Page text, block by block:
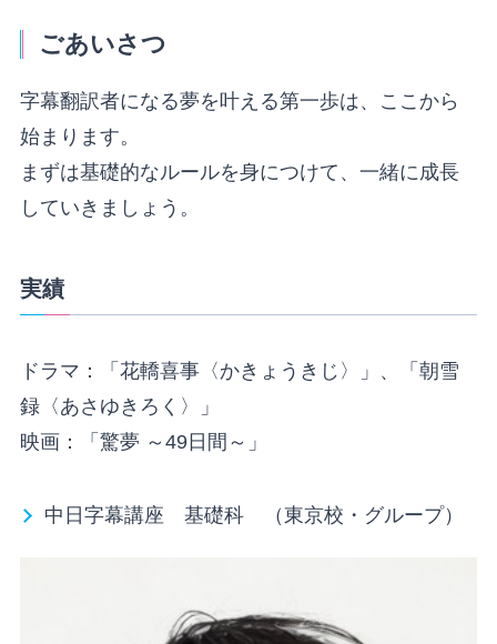
ごあいさつ
字幕翻訳者になる夢を叶える第一歩は、ここから
始まります。
まずは基礎的なルールを身につけて、一緒に成長
していきましょう。
実績
ドラマ：「花轎喜事〈かきょうきじ〉」、「朝雪
録〈あさゆきろく〉」
映画：「驚夢 ～49日間～」
中日字幕講座 基礎科 （東京校・グループ）